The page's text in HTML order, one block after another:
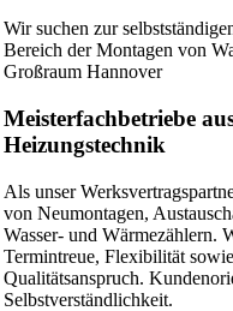
Wir suchen zur
Bereich der Montagen von
Großraum Hannover
Meisterfachbetriebe
Heizungstechnik
Als unser
von Neumontagen,
Wasser- und Wärmezählern.
Termintreue, Flexibilität
Qualitätsanspruch.
Selbstverständlichkeit.